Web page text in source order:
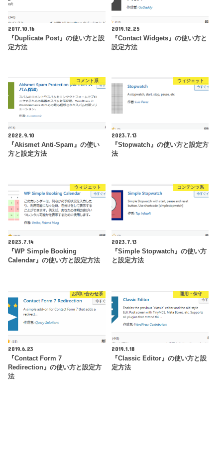
2017.10.16
『Duplicate Post』の使い方と設
定方法
2019.12.25
『Contact Widgets』の使い方と
設定方法
コメント系
2022.9.10
『Akismet Anti-Spam』の使い
方と設定方法
ウィジェット
2023.7.13
『Stopwatch』の使い方と設定方
法
ウィジェット
2023.7.14
『WP Simple Booking
Calendar』の使い方と設定方法
コンテンツ系
2023.7.13
『Simple Stopwatch』の使い方
と設定方法
お問い合わせ系
2019.6.23
『Contact Form 7
Redirection』の使い方と設定方
法
運用・保守
2019.1.18
『Classic Editor』の使い方と設
定方法